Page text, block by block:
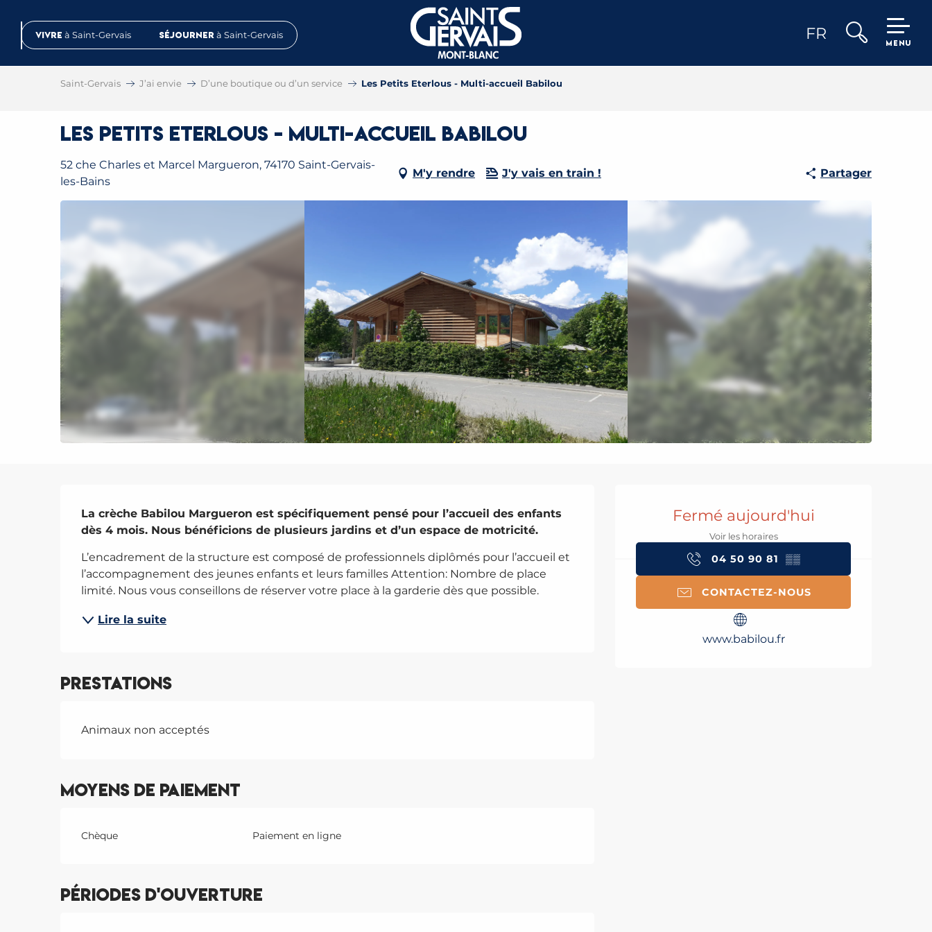
contenu
FR
Vivre à Saint-Gervais Séjourner à Saint-Gervais
MENU
Saint-Gervais J’ai envie D’une boutique ou d’un service Les Petits Eterlous - Multi-accueil Babilou
Les Petits Eterlous - Multi-accueil Babilou
52 che Charles et Marcel Margueron, 74170 Saint-Gervais-
les-Bains
M'y rendre J'y vais en train ! Partager
Ouverture et
Fermé aujourd'hui
Voir les horaires
04 50 90 81 ▒▒
CONTACTEZ-NOUS
www.babilou.fr
Description
La crèche Babilou Margueron est spécifiquement pensé pour l’accueil des enfants
dès 4 mois. Nous bénéficions de plusieurs jardins et d’un espace de motricité.
L’encadrement de la structure est composé de professionnels diplômés pour l’accueil et
l’accompagnement des jeunes enfants et leurs familles Attention: Nombre de place
limité. Nous vous conseillons de réserver votre place à la garderie dès que possible.
Lire la suite
Prestations
Animaux non acceptés
Moyens de paiement
Chèque Paiement en ligne
Périodes d'ouverture